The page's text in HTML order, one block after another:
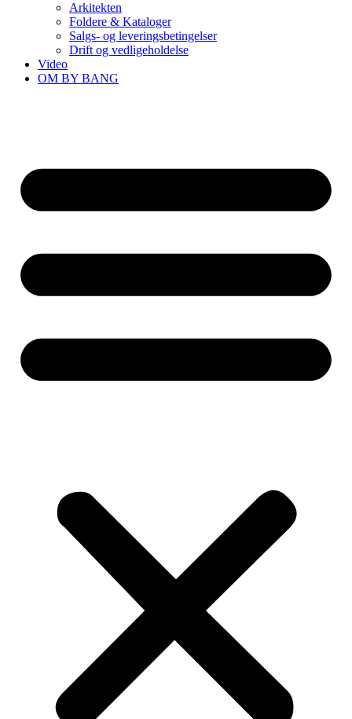
Arkitekten
Foldere & Kataloger
Salgs- og leveringsbetingelser
Drift og vedligeholdelse
Video
OM BY BANG